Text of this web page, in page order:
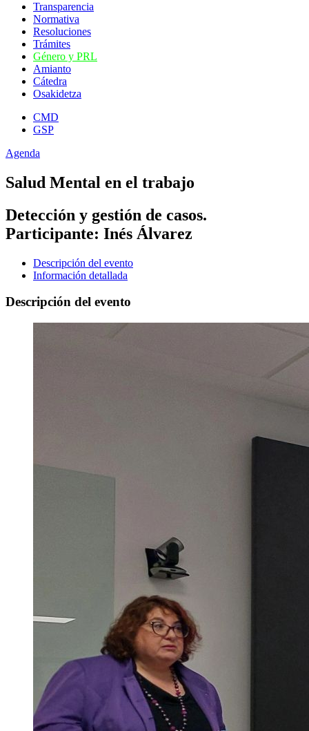
Transparencia
Normativa
Resoluciones
Trámites
Género y PRL
Amianto
Cátedra
Osakidetza
CMD
GSP
Agenda
Salud Mental en el trabajo
Detección y gestión de casos.
Participante: Inés Álvarez
Descripción del evento
Información detallada
Descripción del evento